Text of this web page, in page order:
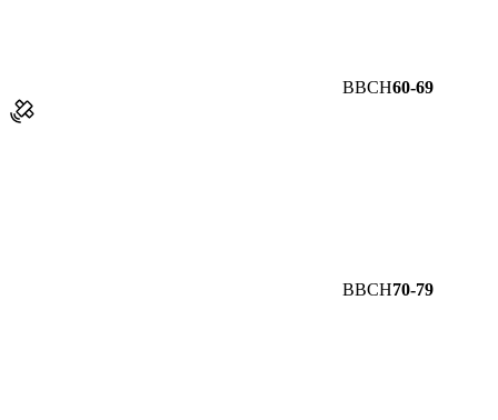
BBCH60-69
BBCH70-79